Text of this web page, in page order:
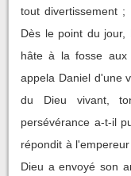
tout divertissement
Dès le point du
hâte à la fosse aux
appela Daniel d'une
du Dieu vivant,
persévérance a-t-il
répondit à
Dieu a envoyé son